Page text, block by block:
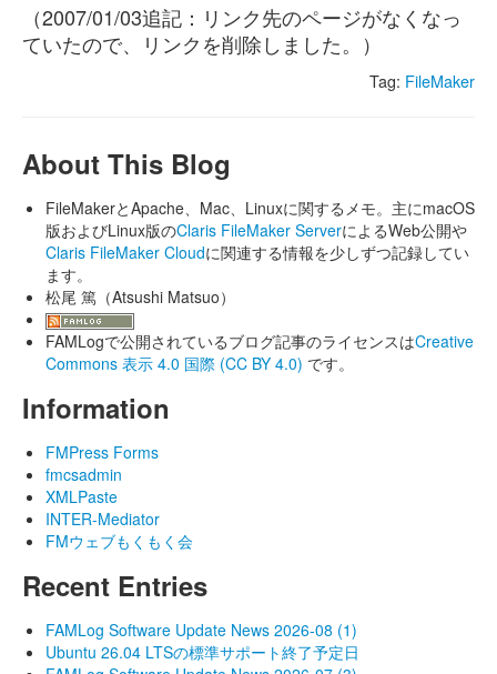
（2007/01/03追記：リンク先のページがなくなっ
ていたので、リンクを削除しました。）
Tag: FileMaker
About This Blog
FileMakerとApache、Mac、Linuxに関するメモ。主にmacOS
版およびLinux版のClaris FileMaker ServerによるWeb公開や
Claris FileMaker Cloudに関連する情報を少しずつ記録してい
ます。
松尾 篤（Atsushi Matsuo）
FAMLogで公開されているブログ記事のライセンスはCreative
Commons 表示 4.0 国際 (CC BY 4.0) です。
Information
FMPress Forms
fmcsadmin
XMLPaste
INTER-Mediator
FMウェブもくもく会
Recent Entries
FAMLog Software Update News 2026-08 (1)
Ubuntu 26.04 LTSの標準サポート終了予定日